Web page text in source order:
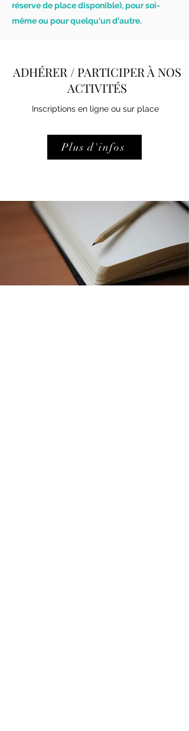
réserve de place disponible), pour soi-
même ou pour quelqu'un d'autre.
ADHÉRER / PARTICIPER À NOS
ACTIVITÉS
Inscriptions en ligne ou sur place​
Plus d'infos